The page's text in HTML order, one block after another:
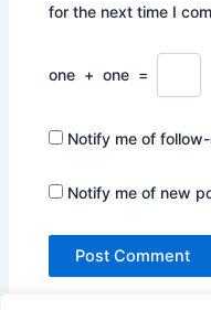
for the next time I
one + one =
Notify me of
Notify me of new